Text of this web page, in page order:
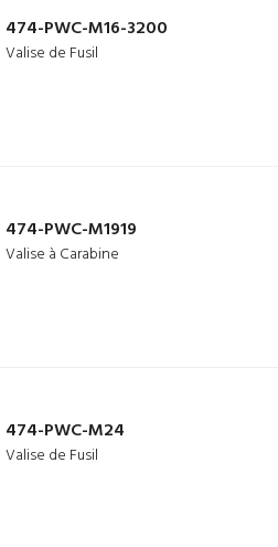
474-PWC-M16-3200
Valise de Fusil
474-PWC-M1919
Valise à Carabine
474-PWC-M24
Valise de Fusil